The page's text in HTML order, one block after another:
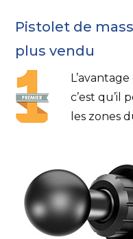
Pistolet de
plus vendu
L’avantage
c’est qu’il
les zones